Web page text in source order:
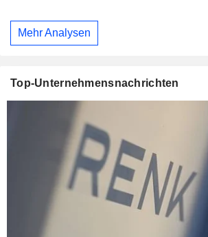
Mehr Analysen
Top-Unternehmensnachrichten